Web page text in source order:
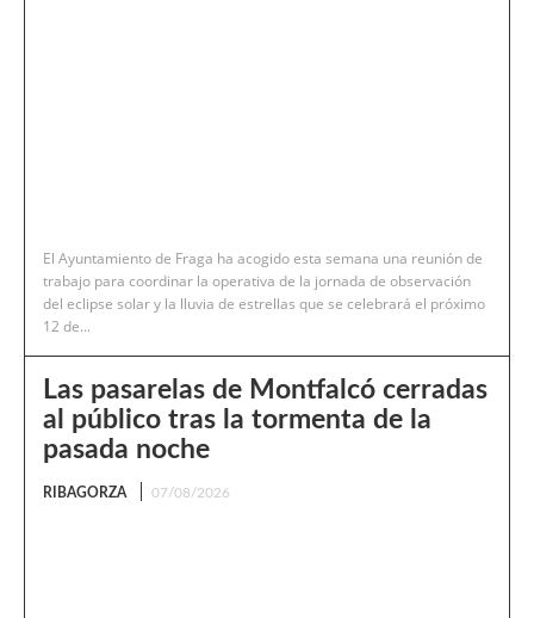
El Ayuntamiento de Fraga ha acogido esta semana una reunión de
trabajo para coordinar la operativa de la jornada de observación
del eclipse solar y la lluvia de estrellas que se celebrará el próximo
12 de...
Las pasarelas de Montfalcó cerradas
al público tras la tormenta de la
pasada noche
RIBAGORZA 07/08/2026